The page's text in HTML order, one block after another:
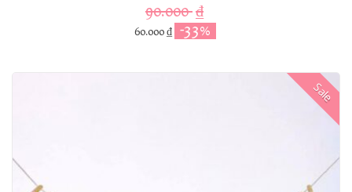
90.000₫
60.000₫ -33%
Sale